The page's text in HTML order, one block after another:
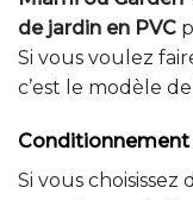
de jardin en PVC
Si vous voulez
c’est le modèle
Conditionnement
Si vous choisissez